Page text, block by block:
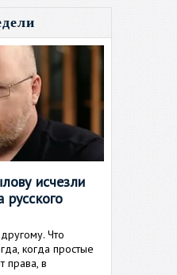
исчезли
Что
когда простые
права, в